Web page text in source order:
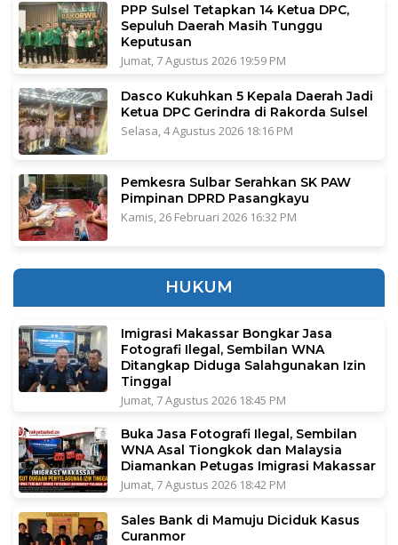
PPP Sulsel Tetapkan 14 Ketua DPC,
Sepuluh Daerah Masih Tunggu
Keputusan
Jumat, 7 Agustus 2026 19:59 PM
Dasco Kukuhkan 5 Kepala Daerah Jadi
Ketua DPC Gerindra di Rakorda Sulsel
Selasa, 4 Agustus 2026 18:16 PM
Pemkesra Sulbar Serahkan SK PAW
Pimpinan DPRD Pasangkayu
Kamis, 26 Februari 2026 16:32 PM
HUKUM
Imigrasi Makassar Bongkar Jasa
Fotografi Ilegal, Sembilan WNA
Ditangkap Diduga Salahgunakan Izin
Tinggal
Jumat, 7 Agustus 2026 18:45 PM
Buka Jasa Fotografi Ilegal, Sembilan
WNA Asal Tiongkok dan Malaysia
Diamankan Petugas Imigrasi Makassar
Jumat, 7 Agustus 2026 18:42 PM
Sales Bank di Mamuju Diciduk Kasus
Curanmor